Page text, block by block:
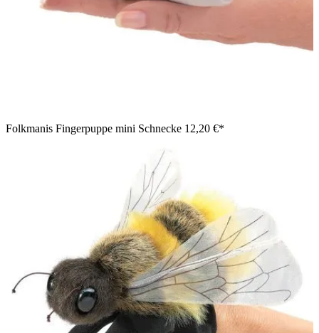
Folkmanis Fingerpuppe mini Schnecke 12,20 €*